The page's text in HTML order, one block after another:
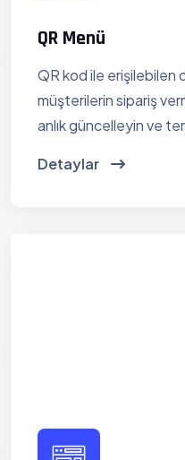
QR Menü
QR kod ile erişilebilen
müşterilerin sipariş
anlık güncelleyin ve
Detaylar